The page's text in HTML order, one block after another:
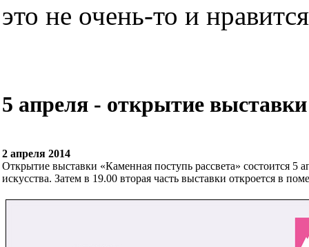
это не очень-то и
5 апреля - открытие
2 апреля 2014
Открытие выставки «Каменная поступь рассвета» состоится
искусства. Затем в 19.00 вторая часть выставки откроется в